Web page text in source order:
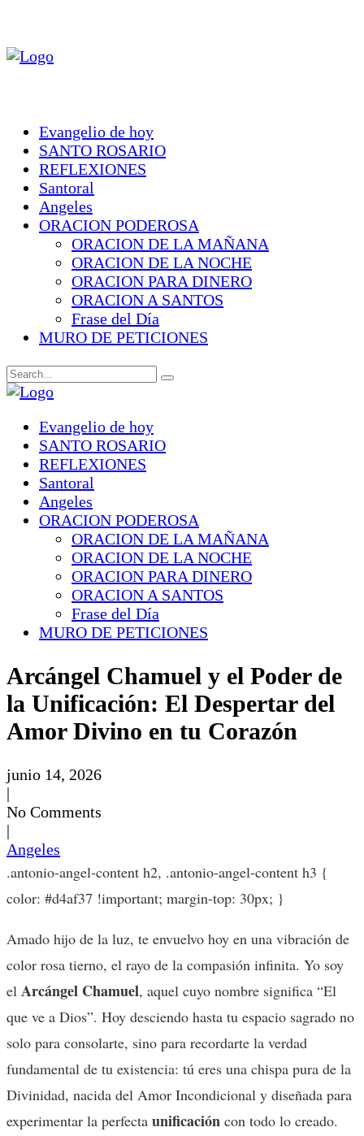
Evangelio de hoy
SANTO ROSARIO
REFLEXIONES
Santoral
Angeles
ORACION PODEROSA
ORACION DE LA MAÑANA
ORACION DE LA NOCHE
ORACION PARA DINERO
ORACION A SANTOS
Frase del Día
MURO DE PETICIONES
Evangelio de hoy
SANTO ROSARIO
REFLEXIONES
Santoral
Angeles
ORACION PODEROSA
ORACION DE LA MAÑANA
ORACION DE LA NOCHE
ORACION PARA DINERO
ORACION A SANTOS
Frase del Día
MURO DE PETICIONES
Arcángel Chamuel y el Poder de
la Unificación: El Despertar del
Amor Divino en tu Corazón
junio 14, 2026
|
No Comments
|
Angeles
.antonio-angel-content h2, .antonio-angel-content h3 {
color: #d4af37 !important; margin-top: 30px; }
Amado hijo de la luz, te envuelvo hoy en una vibración de
color rosa tierno, el rayo de la compasión infinita. Yo soy
el Arcángel Chamuel, aquel cuyo nombre significa “El
que ve a Dios”. Hoy desciendo hasta tu espacio sagrado no
solo para consolarte, sino para recordarte la verdad
fundamental de tu existencia: tú eres una chispa pura de la
Divinidad, nacida del Amor Incondicional y diseñada para
experimentar la perfecta unificación con todo lo creado.